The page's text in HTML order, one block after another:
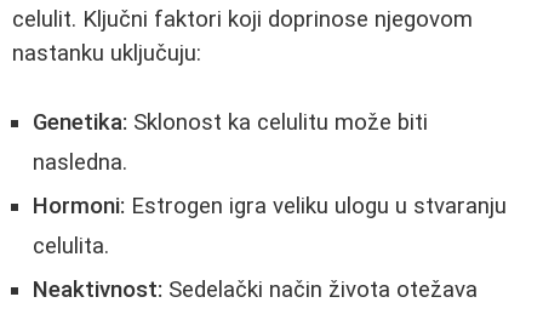
celulit. Ključni faktori koji doprinose njegovom
nastanku uključuju:
Genetika: Sklonost ka celulitu može biti
nasledna.
Hormoni: Estrogen igra veliku ulogu u stvaranju
celulita.
Neaktivnost: Sedelački način života otežava